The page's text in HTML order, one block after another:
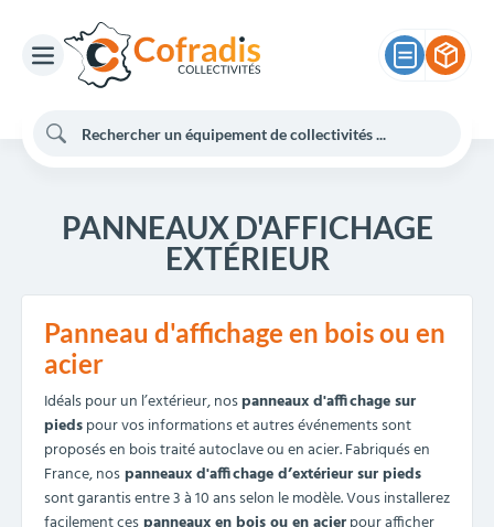
PANNEAUX D'AFFICHAGE
EXTÉRIEUR
Panneau d'affichage en bois ou en
acier
Idéals pour un l’extérieur, nospanneaux d'affichage sur
piedspour vos informations et autres événements sont
proposés en bois traité autoclave ou en acier. Fabriqués en
France, nospanneaux d'affichage d’extérieur sur pieds
sont garantis entre 3 à 10 ans selon le modèle. Vous installerez